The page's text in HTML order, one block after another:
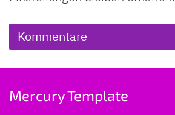
Kommentare
Mercury Template